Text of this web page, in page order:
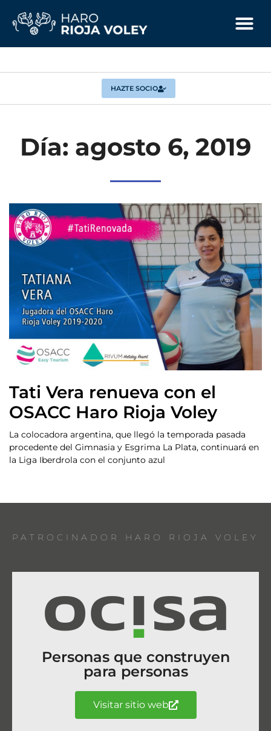
HAZTE SOCIO
Día: agosto 6, 2019
Tati Vera renueva con el
OSACC Haro Rioja Voley
La colocadora argentina, que llegó la temporada pasada
procedente del Gimnasia y Esgrima La Plata, continuará en
la Liga Iberdrola con el conjunto azul
PATROCINADOR HARO RIOJA VOLEY
Personas que construyen
para personas
Visitar sitio web